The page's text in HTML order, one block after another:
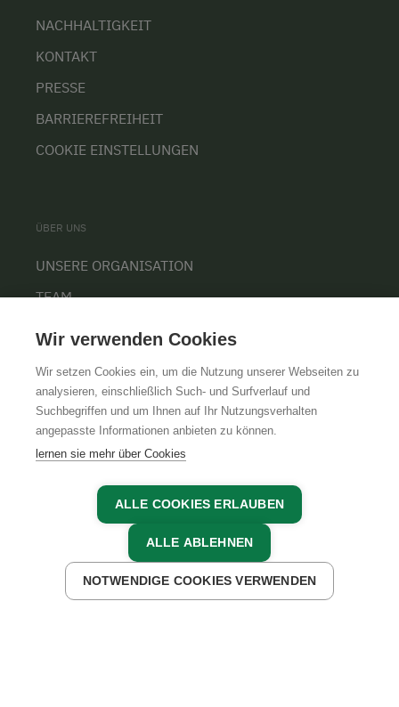
JETZT ANFRAGEN
NACHHALTIGKEIT
KONTAKT
PRESSE
BARRIEREFREIHEIT
COOKIE EINSTELLUNGEN
ÜBER UNS
UNSERE ORGANISATION
TEAM
KARRIERE
AGBIMPRESSUMDATENSCHUTZ
Wir verwenden Cookies
Wir setzen Cookies ein, um die Nutzung unserer Webseiten zu
analysieren, einschließlich Such- und Surfverlauf und
Suchbegriffen und um Ihnen auf Ihr Nutzungsverhalten
angepasste Informationen anbieten zu können.
lernen sie mehr über Cookies
ALLE COOKIES ERLAUBEN
ALLE ABLEHNEN
NOTWENDIGE COOKIES VERWENDEN